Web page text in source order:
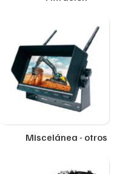
Miscelánea - otros